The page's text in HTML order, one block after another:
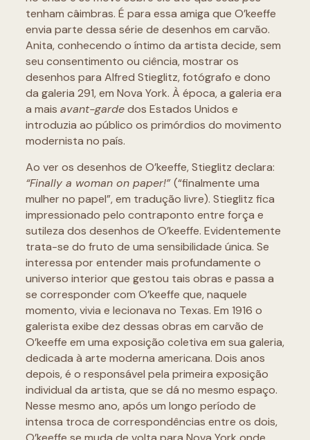
tenham câimbras. É para essa amiga que O’keeffe
envia parte dessa série de desenhos em carvão.
Anita, conhecendo o íntimo da artista decide, sem
seu consentimento ou ciência, mostrar os
desenhos para Alfred Stieglitz, fotógrafo e dono
da galeria 291, em Nova York. À época, a galeria era
a mais avant-gardedos Estados Unidos e
introduzia ao público os primórdios do movimento
modernista no país.
Ao ver os desenhos de O’keeffe, Stieglitz declara:
“Finally a woman on paper!”(“finalmente uma
mulher no papel”, em tradução livre). Stieglitz fica
impressionado pelo contraponto entre força e
sutileza dos desenhos de O’keeffe. Evidentemente
trata-se do fruto de uma sensibilidade única. Se
interessa por entender mais profundamente o
universo interior que gestou tais obras e passa a
se corresponder com O’keeffe que, naquele
momento, vivia e lecionava no Texas. Em 1916 o
galerista exibe dez dessas obras em carvão de
O’keeffe em uma exposição coletiva em sua galeria,
dedicada à arte moderna americana. Dois anos
depois, é o responsável pela primeira exposição
individual da artista, que se dá no mesmo espaço.
Nesse mesmo ano, após um longo período de
intensa troca de correspondências entre os dois,